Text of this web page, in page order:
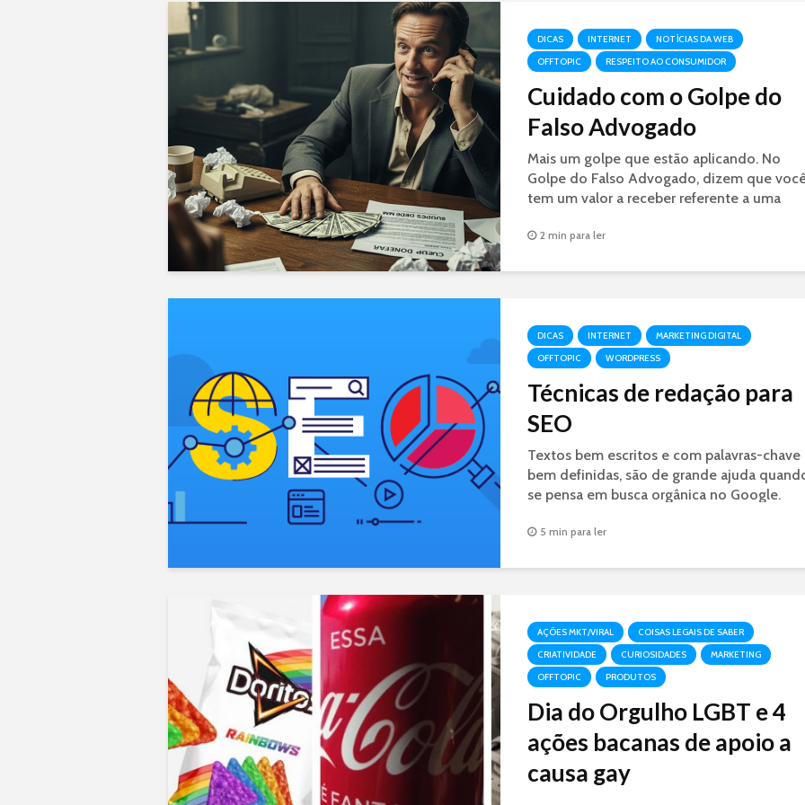
DICAS INTERNET
NOTÍCIAS DA WEB
OFFTOPIC
RESPEITO AO CONSUMIDOR
Cuidado com o Golpe do
Falso Advogado
Mais um golpe que estão aplicando. No
Golpe do Falso Advogado, dizem que
tem um valor a receber referente a uma
2 min para ler
DICAS INTERNET
MARKETING DIGITAL
OFFTOPIC
WORDPRESS
Técnicas de redação para
SEO
Textos bem escritos e com palavras-chave
bem definidas, são de grande ajuda
se pensa em busca orgânica no Google.
5 min para ler
AÇÕES MKT/VIRAL
COISAS LEGAIS DE SABER
CRIATIVIDADE
CURIOSIDADES
MARKETING
OFFTOPIC
PRODUTOS
Dia do Orgulho LGBT e 4
ações bacanas de apoio a
causa gay